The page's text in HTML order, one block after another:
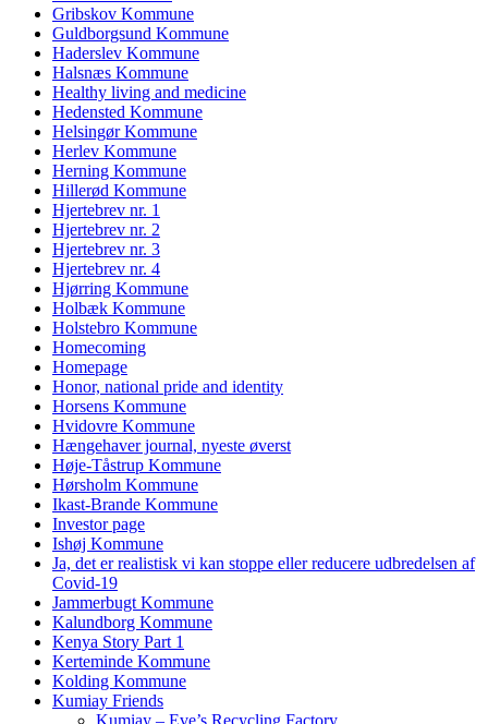
Gribskov Kommune
Guldborgsund Kommune
Haderslev Kommune
Halsnæs Kommune
Healthy living and medicine
Hedensted Kommune
Helsingør Kommune
Herlev Kommune
Herning Kommune
Hillerød Kommune
Hjertebrev nr. 1
Hjertebrev nr. 2
Hjertebrev nr. 3
Hjertebrev nr. 4
Hjørring Kommune
Holbæk Kommune
Holstebro Kommune
Homecoming
Homepage
Honor, national pride and identity
Horsens Kommune
Hvidovre Kommune
Hængehaver journal, nyeste øverst
Høje-Tåstrup Kommune
Hørsholm Kommune
Ikast-Brande Kommune
Investor page
Ishøj Kommune
Ja, det er realistisk vi kan stoppe eller reducere udbredelsen af
Covid-19
Jammerbugt Kommune
Kalundborg Kommune
Kenya Story Part 1
Kerteminde Kommune
Kolding Kommune
Kumiay Friends